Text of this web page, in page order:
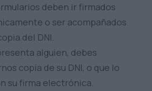
deben ir firmados
o ser acompañados
del DNI.
alguien, debes
copia de su DNI, o que lo
su firma electrónica.